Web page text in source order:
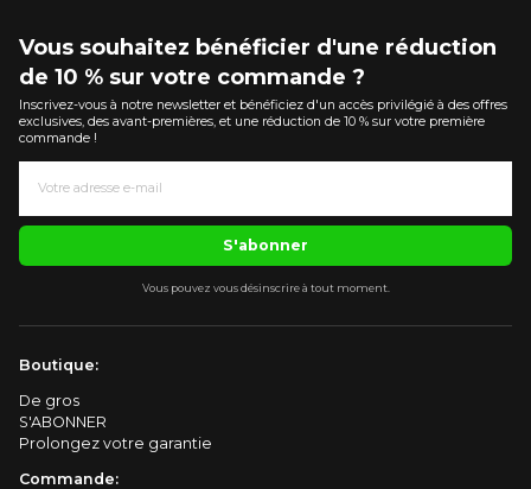
Vous souhaitez bénéficier d'une réduction
de 10 % sur votre commande ?
Inscrivez-vous à notre newsletter et bénéficiez d'un accès privilégié à des offres
exclusives, des avant-premières, et une réduction de 10 % sur votre première
commande !
S'abonner
Vous pouvez vous désinscrire à tout moment.
Boutique:
De gros
S'ABONNER
Prolongez votre garantie
Commande: